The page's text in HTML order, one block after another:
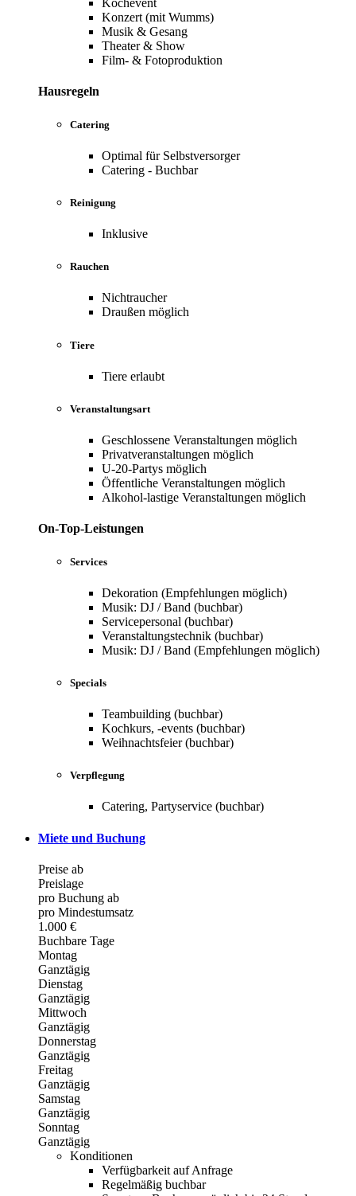
Kochevent
Konzert (mit Wumms)
Musik & Gesang
Theater & Show
Film- & Fotoproduktion
Hausregeln
Catering
Optimal für Selbstversorger
Catering - Buchbar
Reinigung
Inklusive
Rauchen
Nichtraucher
Draußen möglich
Tiere
Tiere erlaubt
Veranstaltungsart
Geschlossene Veranstaltungen möglich
Privatveranstaltungen möglich
U-20-Partys möglich
Öffentliche Veranstaltungen möglich
Alkohol-lastige Veranstaltungen möglich
On-Top-Leistungen
Services
Dekoration (Empfehlungen möglich)
Musik: DJ / Band (buchbar)
Servicepersonal (buchbar)
Veranstaltungstechnik (buchbar)
Musik: DJ / Band (Empfehlungen möglich)
Specials
Teambuilding (buchbar)
Kochkurs, -events (buchbar)
Weihnachtsfeier (buchbar)
Verpflegung
Catering, Partyservice (buchbar)
Miete und Buchung
Preise ab
Preislage
pro Buchung ab
pro Mindestumsatz
1.000 €
Buchbare Tage
Montag
Ganztägig
Dienstag
Ganztägig
Mittwoch
Ganztägig
Donnerstag
Ganztägig
Freitag
Ganztägig
Samstag
Ganztägig
Sonntag
Ganztägig
Konditionen
Verfügbarkeit auf Anfrage
Regelmäßig buchbar